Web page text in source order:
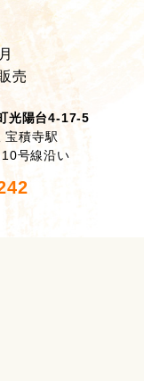
売
光陽台4-17-5
宝積寺駅
号線沿い